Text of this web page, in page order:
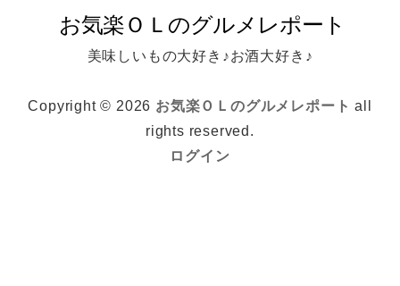
美味しいもの大好き♪お酒大好き♪
Copyright © 2026 お気楽ＯＬのグルメレポート all
rights reserved.
ログイン